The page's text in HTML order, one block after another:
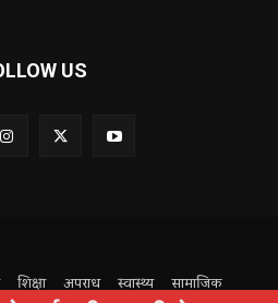
US
शिक्षा अपराध स्वास्थ्य
सामाजिक